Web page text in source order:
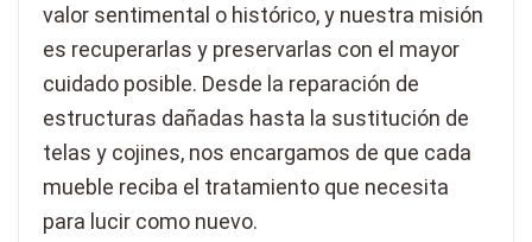
valor sentimental o histórico, y nuestra misión
es recuperarlas y preservarlas con el mayor
cuidado posible. Desde la reparación de
estructuras dañadas hasta la sustitución de
telas y cojines, nos encargamos de que cada
mueble reciba el tratamiento que necesita
para lucir como nuevo.